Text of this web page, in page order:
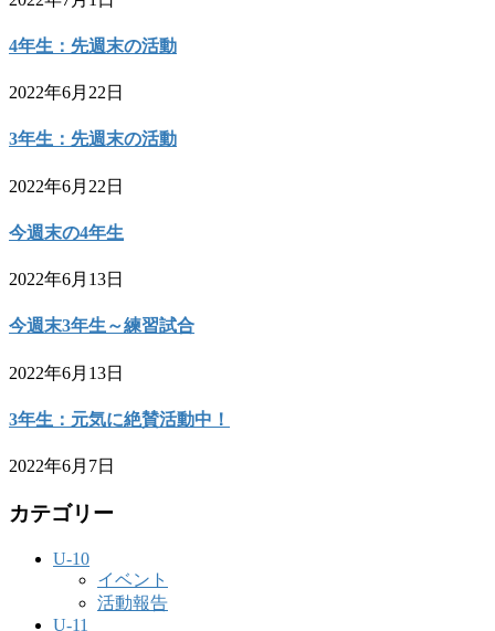
4年生：先週末の活動
2022年6月22日
3年生：先週末の活動
2022年6月22日
今週末の4年生
2022年6月13日
今週末3年生～練習試合
2022年6月13日
3年生：元気に絶賛活動中！
2022年6月7日
カテゴリー
U-10
イベント
活動報告
U-11